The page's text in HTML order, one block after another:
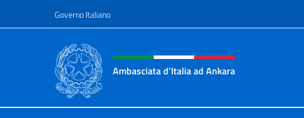
Governo Italiano
Intestazione sito, social e menù
Ambasciata d'Italia ad Ankara